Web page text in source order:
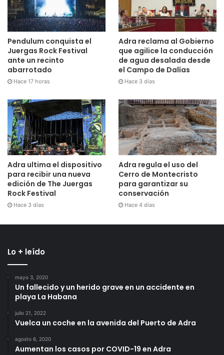
Pendulum conquista el
Juergas Rock Festival
ante un recinto
abarrotado
Hace 17 horas
Adra reclama al Gobierno
que agilice la conducción
de agua desalada desde
el Campo de Dalías
Hace 3 días
Adra ultima el dispositivo
para recibir una nueva
edición de The Juergas
Rock Festival
Hace 3 días
Adra regula el uso del
Cerro de Montecristo
para garantizar su
conservación
Hace 4 días
Lo + leído
mayo 3, 2020
Un fallecido y un herido grave en un accidente en
playa La Habana
julio 21, 2022
Vuelca un coche en la avenida del Puerto de Adra
agosto 6, 2020
Aumentan los casos por COVID-19 en Adra